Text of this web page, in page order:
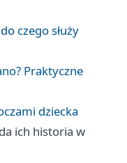
czego służy
Praktyczne
dziecka
ich historia w